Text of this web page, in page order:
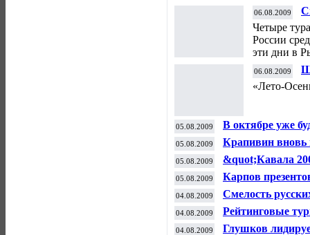
06.08.2009
Четыре
России
эти дни в
06.08.2009
«Лето-
05.08.2009 В октябре уже
05.08.2009 Крапивин вновь
05.08.2009 &quot;Кавала
05.08.2009 Карпов
04.08.2009 Смелость
04.08.2009 Рейтинговые
04.08.2009 Глушков